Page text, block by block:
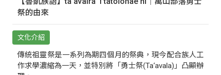
祭的由來
文化介紹
傳統祖靈祭是一系列為期四個月的祭典，現今配合族人工
作求學濃縮為一天，並特別將「勇士祭(Ta‘avala)」凸顯辦